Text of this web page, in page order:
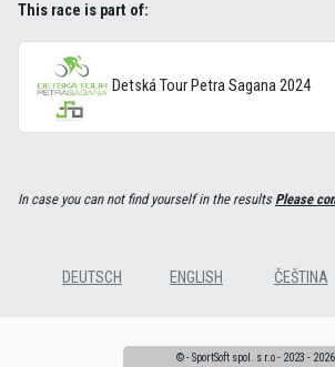
This race is part of:
Detská Tour Petra Sagana 2024
In case you can not find yourself in the resultsPlease
DEUTSCH ENGLISH ČEŠTINA
© - SportSoft spol. s r.o - 2023 - 2026